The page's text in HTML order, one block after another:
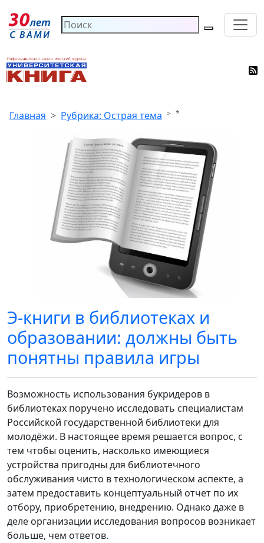
Главная Рубрика: Острая тема *
Э-книги в библиотеках и
образовании: должны быть
понятны правила игры
Возможность использования букридеров в
библиотеках поручено исследовать специалистам
Российской государственной библиотеки для
молодёжи. В настоящее время решается вопрос, с
тем чтобы оценить, насколько имеющиеся
устройства пригодны для библиотечного
обслуживания чисто в технологическом аспекте, а
затем предоставить концептуальный отчет по их
отбору, приобретению, внедрению. Однако даже в
деле организации исследования вопросов возникает
больше, чем ответов.